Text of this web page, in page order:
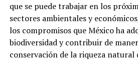
que se puede trabajar en los
sectores ambientales y
los compromisos que México ha
biodiversidad y contribuir de
conservación de la riqueza natural